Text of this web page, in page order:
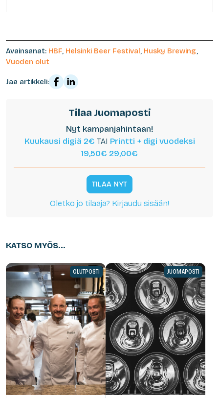
Avainsanat: HBF, Helsinki Beer Festival, Husky Brewing,
Vuoden olut
Jaa artikkeli:
Tilaa Juomaposti
Nyt kampanjahintaan!
Kuukausi digiä 2€ TAI Printti + digi vuodeksi
19,50€ 29,00€
TILAA NYT
Oletko jo tilaaja? Kirjaudu sisään!
KATSO MYÖS...
OLUTPOSTI JUOMAPOSTI